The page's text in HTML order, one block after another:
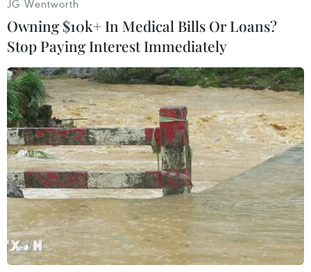
Trong khi đó, các cuộc biểu tình ở thành phố
Oakland, bang California hồitháng Một năm
nay đã buộc cảnh sát phải sử dụng hơi cay để
giải tán và đã có hơn200 người bị bắt giữ./.
(TTXVN)
JG Wentworth
Owning $10k+ In Medical Bills Or Loans?
Stop Paying Interest Immediately